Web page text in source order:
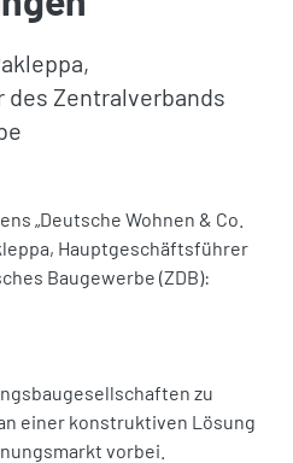
Zentralverbands
„Deutsche Wohnen & Co.
Hauptgeschäftsführer
Baugewerbe (ZDB):
zu
einer konstruktiven Lösung
vorbei.